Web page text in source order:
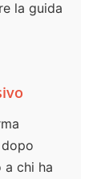
la guida
a chi ha